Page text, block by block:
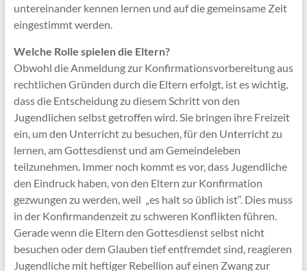
untereinander kennen lernen und auf die gemeinsame Zeit
eingestimmt werden.
Welche Rolle spielen die Eltern?
Obwohl die Anmeldung zur Konfirmationsvorbereitung aus
rechtlichen Gründen durch die Eltern erfolgt, ist es wichtig,
dass die Entscheidung zu diesem Schritt von den
Jugendlichen selbst getroffen wird. Sie bringen ihre Freizeit
ein, um den Unterricht zu besuchen, für den Unterricht zu
lernen, am Gottesdienst und am Gemeindeleben
teilzunehmen. Immer noch kommt es vor, dass Jugendliche
den Eindruck haben, von den Eltern zur Konfirmation
gezwungen zu werden, weil „es halt so üblich ist“. Dies muss
in der Konfirmandenzeit zu schweren Konflikten führen.
Gerade wenn die Eltern den Gottesdienst selbst nicht
besuchen oder dem Glauben tief entfremdet sind, reagieren
Jugendliche mit heftiger Rebellion auf einen Zwang zur